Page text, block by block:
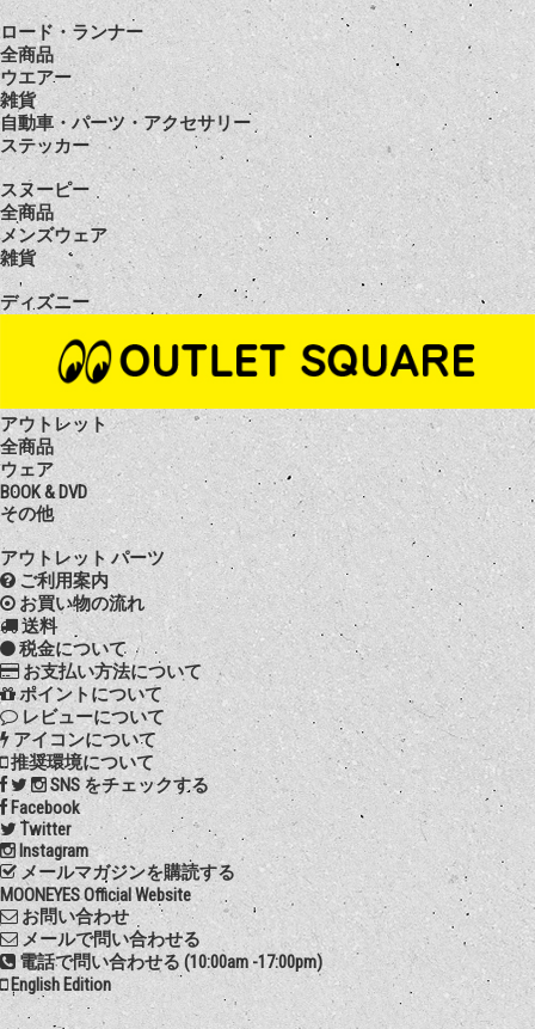
ロード・ランナー
全商品
ウエアー
雑貨
自動車・パーツ・アクセサリー
ステッカー
スヌーピー
全商品
メンズウェア
雑貨
ディズニー
アウトレット
全商品
ウェア
BOOK & DVD
その他
アウトレット パーツ
ご利用案内
お買い物の流れ
送料
税金について
お支払い方法について
ポイントについて
レビューについて
アイコンについて
推奨環境について
SNS をチェックする
Facebook
Twitter
Instagram
メールマガジンを購読する
MOONEYES Official Website
お問い合わせ
メールで問い合わせる
電話で問い合わせる (10:00am -17:00pm)
English Edition